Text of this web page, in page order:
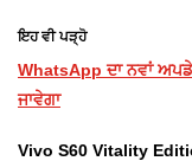
ਇਹ ਵੀ ਪੜ੍ਹੋ
WhatsApp ਦਾ ਨਵਾਂ
ਜਾਵੇਗਾ
Vivo S60 Vitality